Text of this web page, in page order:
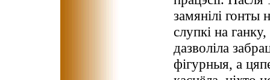
замянілі гонты
слупкі на
дазволіла
фігурныя, а